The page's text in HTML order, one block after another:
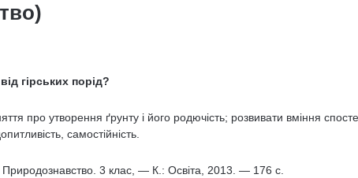
гірських порід?
про утворення ґрунту і його родючість; розвивати вміння
самостійність.
3 клас, — К.: Освіта, 2013. — 176 с.